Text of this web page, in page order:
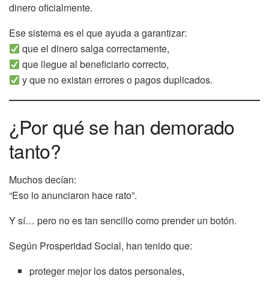
dinero oficialmente.
Ese sistema es el que ayuda a garantizar:
que el dinero salga correctamente,
que llegue al beneficiario correcto,
y que no existan errores o pagos duplicados.
¿Por qué se han demorado
tanto?
Muchos decían:
“Eso lo anunciaron hace rato”.
Y sí… pero no es tan sencillo como prender un botón.
Según Prosperidad Social, han tenido que:
proteger mejor los datos personales,